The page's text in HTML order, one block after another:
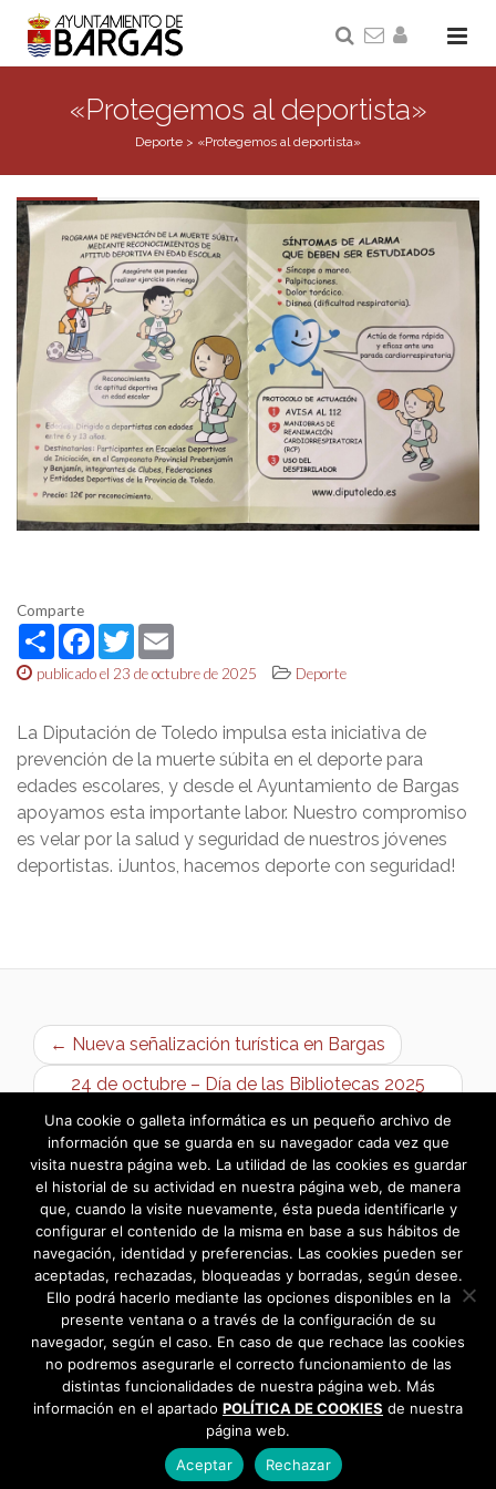
«Protegemos al deportista»
Deporte > «Protegemos al deportista»
Comparte
ShareFacebook
Twitter
publicado el 23 de octubre de 2025 Deporte
La Diputación de Toledo impulsa esta iniciativa de
prevención de la muerte súbita en el deporte para
edades escolares, y desde el Ayuntamiento de Bargas
apoyamos esta importante labor. Nuestro compromiso
es velar por la salud y seguridad de nuestros jóvenes
deportistas. ¡Juntos, hacemos deporte con seguridad!
← Nueva señalización turística en Bargas
24 de octubre – Día de las Bibliotecas 2025
“Contra la desinformación: Bibliotecas” →
Una cookie o galleta informática es un pequeño archivo de
información que se guarda en su navegador cada vez que
visita nuestra página web. La utilidad de las cookies es guardar
el historial de su actividad en nuestra página web, de manera
que, cuando la visite nuevamente, ésta pueda identificarle y
configurar el contenido de la misma en base a sus hábitos de
navegación, identidad y preferencias. Las cookies pueden ser
aceptadas, rechazadas, bloqueadas y borradas, según desee.
Ello podrá hacerlo mediante las opciones disponibles en la
presente ventana o a través de la configuración de su
navegador, según el caso. En caso de que rechace las cookies
no podremos asegurarle el correcto funcionamiento de las
distintas funcionalidades de nuestra página web. Más
información en el apartado POLÍTICA DE COOKIES de nuestra
página web.
Aceptar
Rechazar